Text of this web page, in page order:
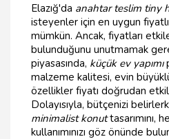
Elazığ'da anahtar teslim tiny
isteyenler için en uygun
mümkün. Ancak, fiyatları
bulunduğunu unutmamak
piyasasında, küçük ev yapımı
malzeme kalitesi, evin
özellikler fiyatı doğrudan
Dolayısıyla, bütçenizi
minimalist konuttasarımını,
kullanımınızı göz önünde